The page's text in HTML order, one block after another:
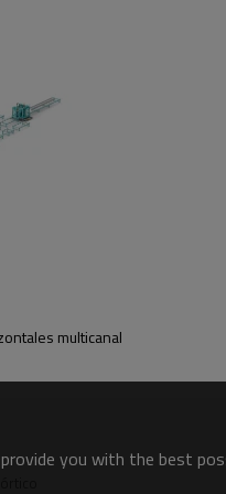
multicanal
you with the best